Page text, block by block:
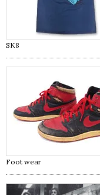
SK8
Foot wear